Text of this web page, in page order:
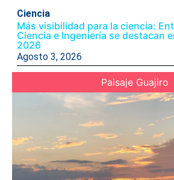
Ciencia
Más visibilidad para la ciencia:
Ciencia e Ingeniería se destacan
2026
Agosto 3, 2026
Paisaje Guajiro